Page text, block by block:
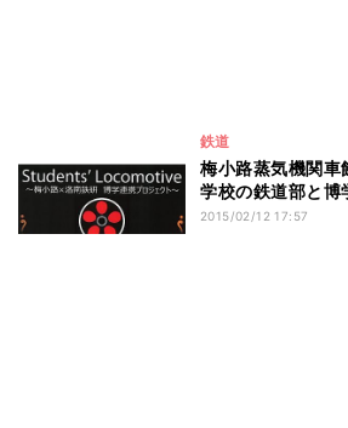
鉄道
梅小路蒸気機関車
学校の鉄道部と博
2015/02/12 17:57